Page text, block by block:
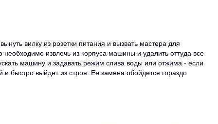
вилку из розетки питания и вызвать мастера для
необходимо извлечь из корпуса машины и удалить оттуда все
машину и задавать режим слива воды или отжима - если
и быстро выйдет из строя. Ее замена обойдется гораздо